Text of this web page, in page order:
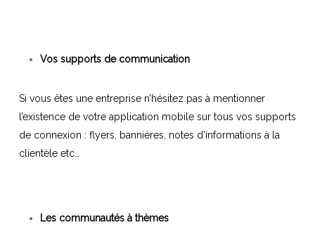
Vos supports de communication
Si vous êtes une entreprise n’hésitez pas à mentionner
l’existence de votre application mobile sur tous vos supports
de connexion : flyers, bannières, notes d’informations à la
clientèle etc…
Les communautés à thèmes